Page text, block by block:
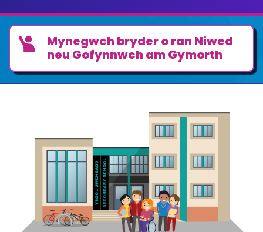
Mynegwch bryder o ran Niwed
neu Gofynnwch am Gymorth